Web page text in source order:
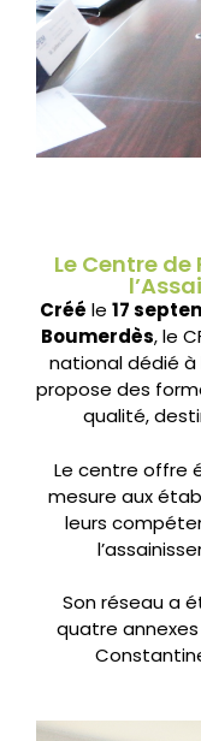
Le Centre
Créé le 17
Boumerdès, le
national dédié
propose des
qualité,
Le centre offre
mesure aux
leurs
Son réseau a
quatre